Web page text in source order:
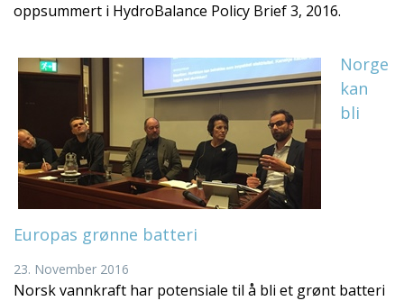
oppsummert i HydroBalance Policy Brief 3, 2016.
Norge
kan
bli
Europas grønne batteri
23. November 2016
Norsk vannkraft har potensiale til å bli et grønt batteri